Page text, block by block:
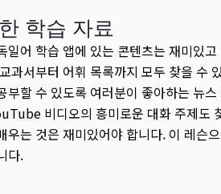
학습 자료
일어 학습 앱에 있는 콘텐츠는 재미있
과서부터 어휘 목록까지 모두 찾을 수
부할 수 있도록 여러분이 좋아하는 뉴
비디오의 흥미로운 대화 주제도
우는 것은 재미있어야 합니다. 이 레슨
다.